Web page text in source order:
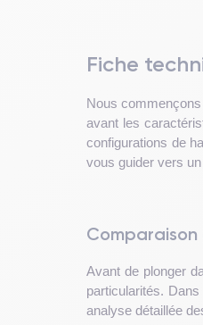
Fiche
Nous
avant les
configurations de
vous guider vers
Comparaison
Avant de plonger
particularités.
analyse détaillée